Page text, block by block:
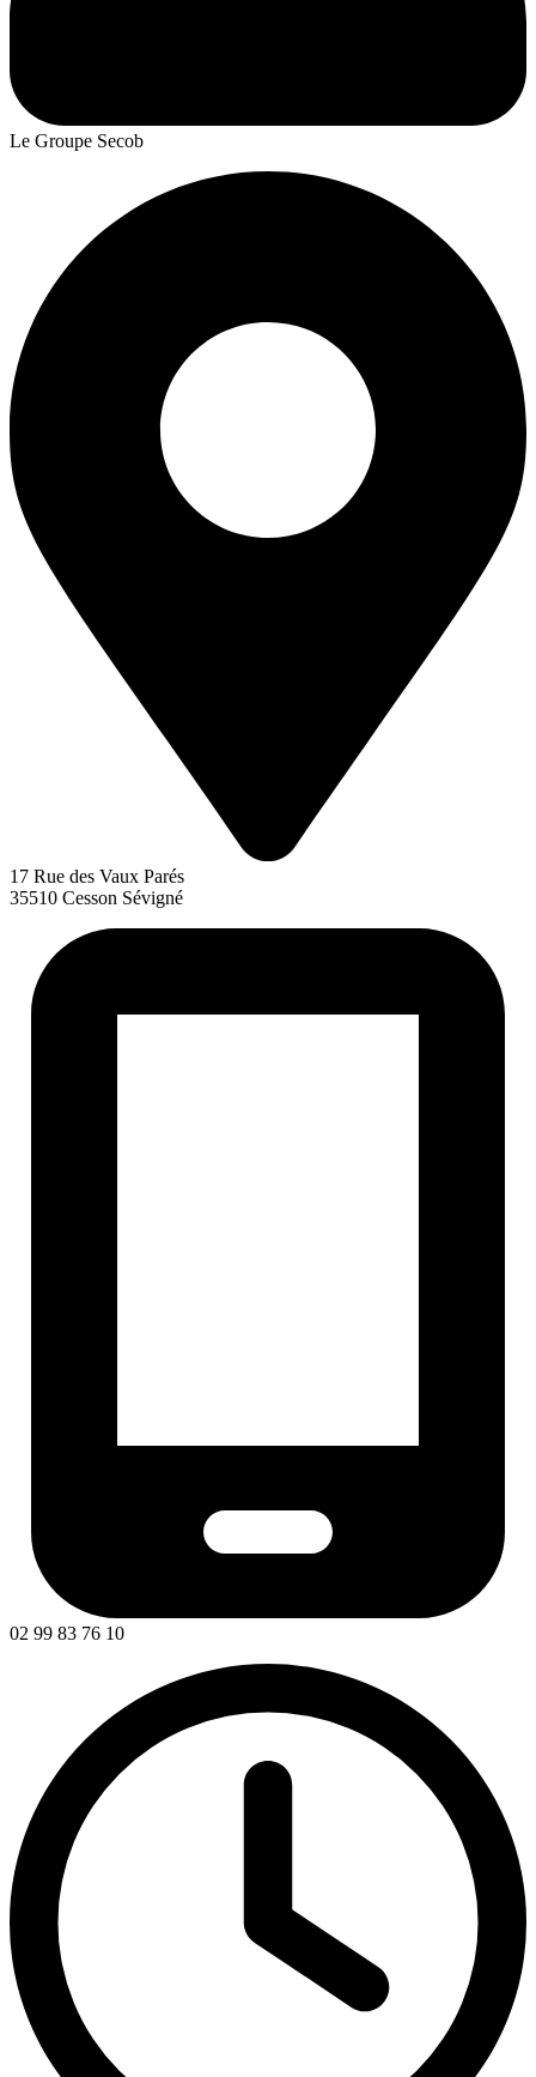
Le Groupe Secob
17 Rue des Vaux Parés
35510 Cesson Sévigné
02 99 83 76 10